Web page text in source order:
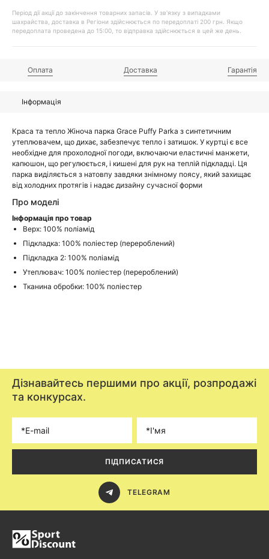
Період дії акції до закінчення товарних запасів. У зв'язку з випадками
шахрайства, доставка в Регіони здійснюється по передоплаті 200 грн. Якщо
передоплата проведена до 15:00, то відправка здійснюється в цей же день.
Оплата Доставка Гарантія
Інформація
Краса та тепло Жіноча парка Grace Puffy Parka з синтетичним
утеплювачем, що дихає, забезпечує тепло і затишок. У куртці є все
необхідне для прохолодної погоди, включаючи еластичні манжети,
капюшон, що регулюється, і кишені для рук на теплій підкладці. Ця
парка виділяється з натовпу завдяки знімному поясу, який захищає
від холодних протягів і надає дизайну сучасної форми
Про моделі
Інформація про товар
Верх: 100% поліамід
Підкладка: 100% поліестер (перероблений)
Підкладка 2: 100% поліамід
Утеплювач: 100% поліестер (перероблений)
Тканина обробки: 100% поліестер
Дізнавайтесь першими про акції, розпродажі
та конкурсах.
ПІДПИСАТИСЯ
TELEGRAM